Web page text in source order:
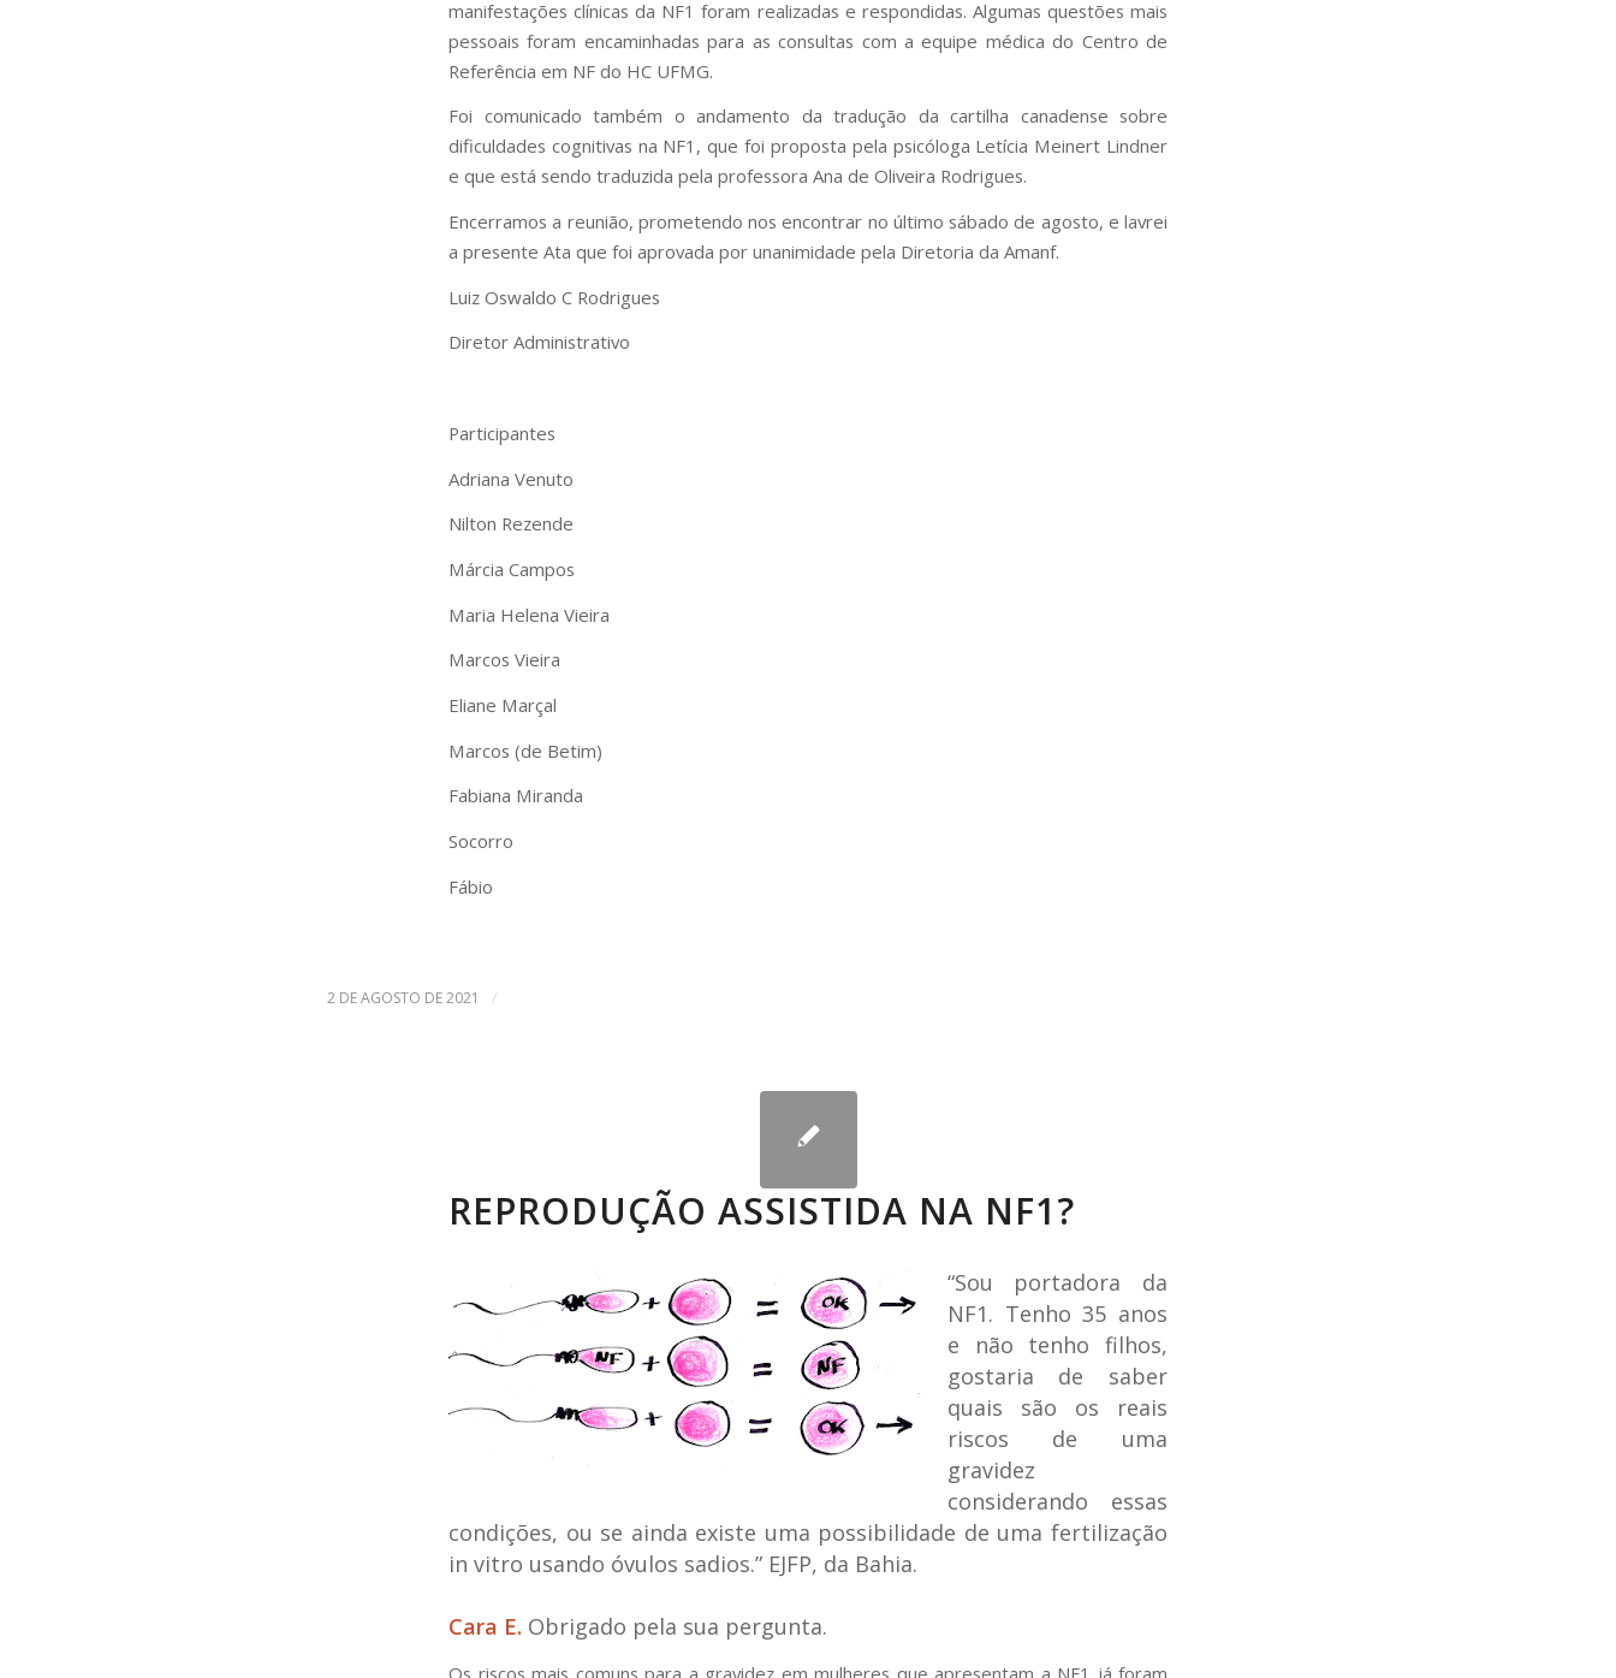
manifestações clínicas da NF1 foram realizadas e respondidas. Algumas questões mais
pessoais foram encaminhadas para as consultas com a equipe médica do Centro de
Referência em NF do HC UFMG.
Foi comunicado também o andamento da tradução da cartilha canadense sobre
dificuldades cognitivas na NF1, que foi proposta pela psicóloga Letícia Meinert Lindner
e que está sendo traduzida pela professora Ana de Oliveira Rodrigues.
Encerramos a reunião, prometendo nos encontrar no último sábado de agosto, e lavrei
a presente Ata que foi aprovada por unanimidade pela Diretoria da Amanf.
Luiz Oswaldo C Rodrigues
Diretor Administrativo
Participantes
Adriana Venuto
Nilton Rezende
Márcia Campos
Maria Helena Vieira
Marcos Vieira
Eliane Marçal
Marcos (de Betim)
Fabiana Miranda
Socorro
Fábio
2 DE AGOSTO DE 2021 /
REPRODUÇÃO ASSISTIDA NA NF1?
“Sou portadora da
NF1. Tenho 35 anos
e não tenho filhos,
gostaria de saber
quais são os reais
riscos de uma
gravidez
considerando essas
condições, ou se ainda existe uma possibilidade de uma fertilização
in vitro usando óvulos sadios.” EJFP, da Bahia.
Cara E. Obrigado pela sua pergunta.
Os riscos mais comuns para a gravidez em mulheres que apresentam a NF1 já foram